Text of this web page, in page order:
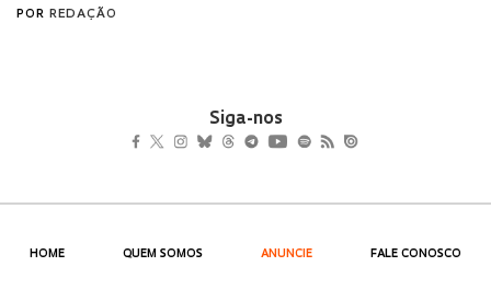
Siga-nos
HOME QUEM SOMOS ANUNCIE FALE CONOSCO